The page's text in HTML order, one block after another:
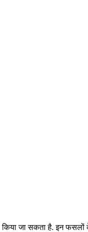
जा सकता है. इन फसलों